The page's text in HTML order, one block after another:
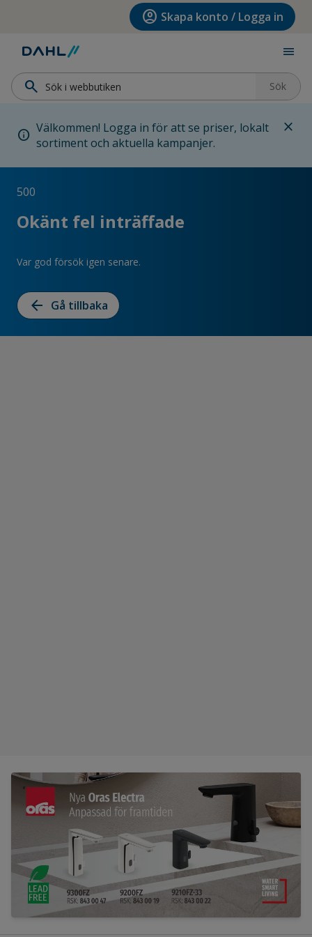
Hoppa till huvudinnehållet account_circle Skapa konto / Logga in
menu
search Sök
info Välkommen! Logga in för att se priser, lokalt
sortiment och aktuella kampanjer.
close
500
Okänt fel inträffade
Var god försök igen senare.
arrow_back Gå tillbaka